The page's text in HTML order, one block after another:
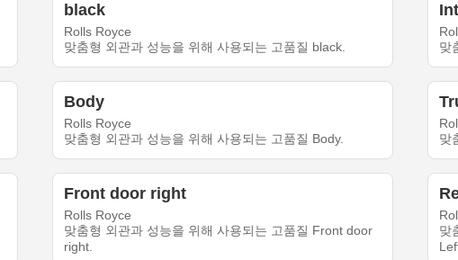
black
Rolls Royce
맞춤형 외관과 성능을 위해 사용되는 고품질 black.
맞
Body
Rolls Royce
맞춤형 외관과 성능을 위해 사용되는 고품질 Body.
맞
Front door right
Rolls Royce
맞춤형 외관과 성능을 위해 사용되는 고품질 Front door
right.
맞